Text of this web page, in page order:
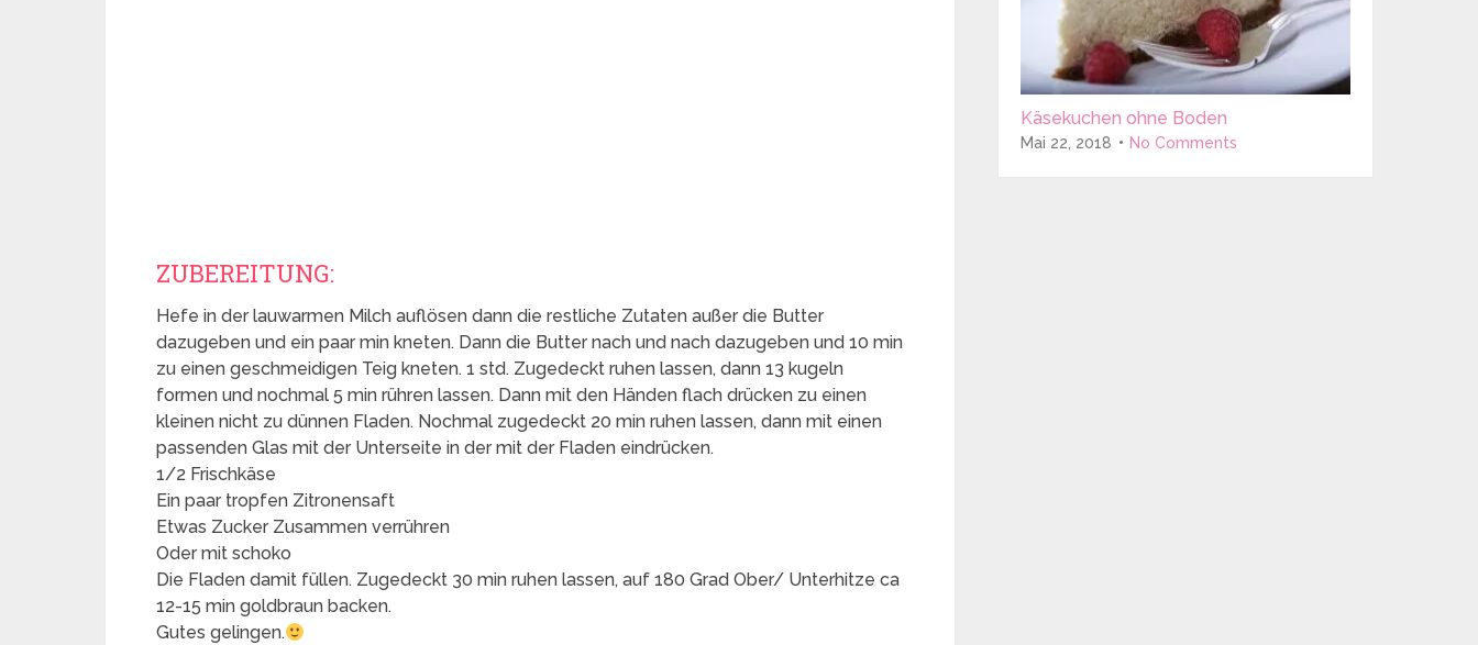
ZUBEREITUNG:
Hefe in der lauwarmen Milch auflösen dann die restliche Zutaten außer die Butter
dazugeben und ein paar min kneten. Dann die Butter nach und nach dazugeben und 10 min
zu einen geschmeidigen Teig kneten. 1 std. Zugedeckt ruhen lassen, dann 13 kugeln
formen und nochmal 5 min rühren lassen. Dann mit den Händen flach drücken zu einen
kleinen nicht zu dünnen Fladen. Nochmal zugedeckt 20 min ruhen lassen, dann mit einen
passenden Glas mit der Unterseite in der mit der Fladen eindrücken.
1/2 Frischkäse
Ein paar tropfen Zitronensaft
Etwas Zucker Zusammen verrühren
Oder mit schoko
Die Fladen damit füllen. Zugedeckt 30 min ruhen lassen, auf 180 Grad Ober/ Unterhitze ca
12-15 min goldbraun backen.
Gutes gelingen.
Käsekuchen ohne Boden
Mai 22, 2018 No Comments